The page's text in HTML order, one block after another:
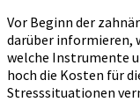
Vor Beginn der
darüber informieren,
welche Instrumente
hoch die Kosten für
Stresssituationen